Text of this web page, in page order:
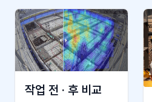
작업 전 · 후 비교